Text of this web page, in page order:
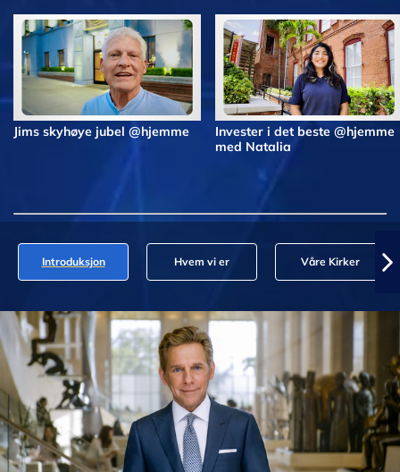
Jims skyhøye jubel @hjemme
Invester i det beste @hjemme
med Natalia
Introduksjon Hvem vi er Våre Kirker